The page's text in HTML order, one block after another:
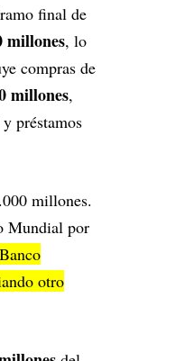
final de
millones, lo
compras de
millones,
y préstamos
millones.
Mundial por
otro